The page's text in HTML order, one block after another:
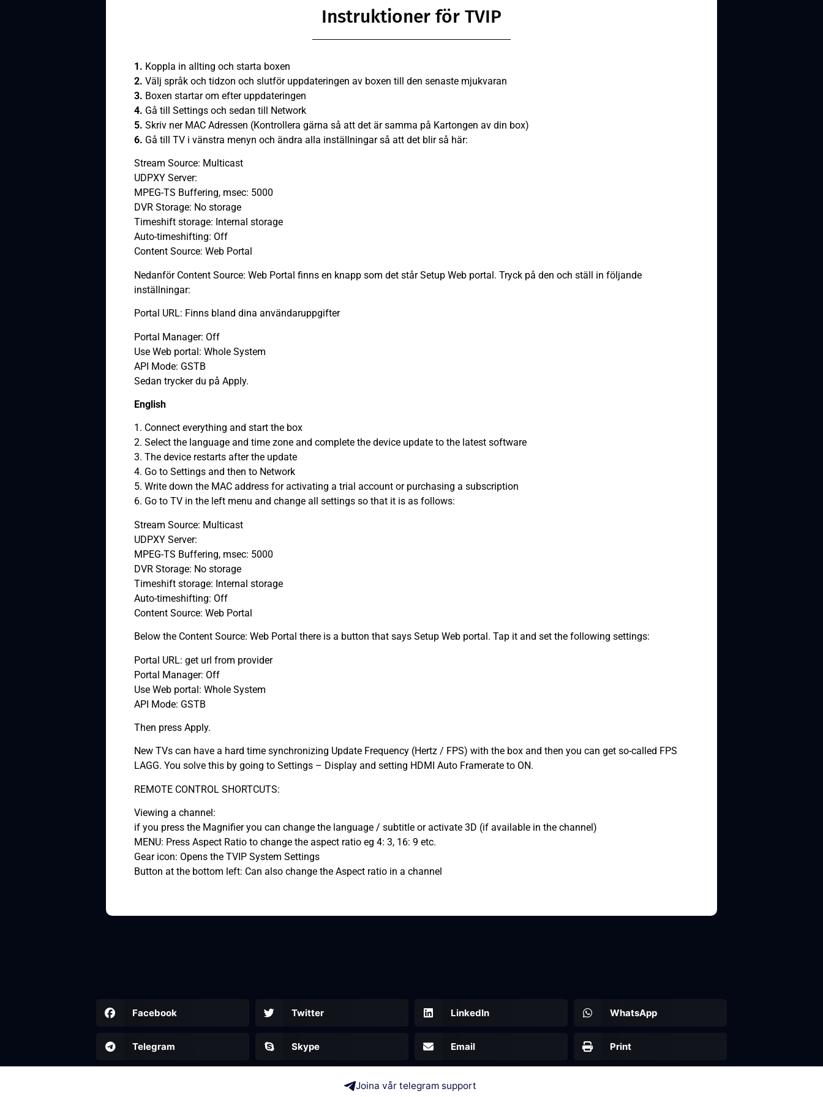
Instruktioner för TVIP​
1. Koppla in allting och starta boxen
2. Välj språk och tidzon och slutför uppdateringen av boxen till den senaste mjukvaran
3. Boxen startar om efter uppdateringen
4. Gå till Settings och sedan till Network
5. Skriv ner MAC Adressen (Kontrollera gärna så att det är samma på Kartongen av din box)
6. Gå till TV i vänstra menyn och ändra alla inställningar så att det blir så här:
Stream Source: Multicast
UDPXY Server:
MPEG-TS Buffering, msec: 5000
DVR Storage: No storage
Timeshift storage: Internal storage
Auto-timeshifting: Off
Content Source: Web Portal
Nedanför Content Source: Web Portal finns en knapp som det står Setup Web portal. Tryck på den och ställ in följande
inställningar:
Portal URL: Finns bland dina användaruppgifter
Portal Manager: Off
Use Web portal: Whole System
API Mode: GSTB
Sedan trycker du på Apply.
English
1. Connect everything and start the box
2. Select the language and time zone and complete the device update to the latest software
3. The device restarts after the update
4. Go to Settings and then to Network
5. Write down the MAC address for activating a trial account or purchasing a subscription
6. Go to TV in the left menu and change all settings so that it is as follows:
Stream Source: Multicast
UDPXY Server:
MPEG-TS Buffering, msec: 5000
DVR Storage: No storage
Timeshift storage: Internal storage
Auto-timeshifting: Off
Content Source: Web Portal
Below the Content Source: Web Portal there is a button that says Setup Web portal. Tap it and set the following settings:
Portal URL: get url from provider
Portal Manager: Off
Use Web portal: Whole System
API Mode: GSTB
Then press Apply.
New TVs can have a hard time synchronizing Update Frequency (Hertz / FPS) with the box and then you can get so-called FPS
LAGG. You solve this by going to Settings – Display and setting HDMI Auto Framerate to ON.
REMOTE CONTROL SHORTCUTS:
Viewing a channel:
if you press the Magnifier you can change the language / subtitle or activate 3D (if available in the channel)
MENU: Press Aspect Ratio to change the aspect ratio eg 4: 3, 16: 9 etc.
Gear icon: Opens the TVIP System Settings
Button at the bottom left: Can also change the Aspect ratio in a channel
Facebook Twitter LinkedIn WhatsApp
Telegram Skype Email Print
Joina vår telegram support